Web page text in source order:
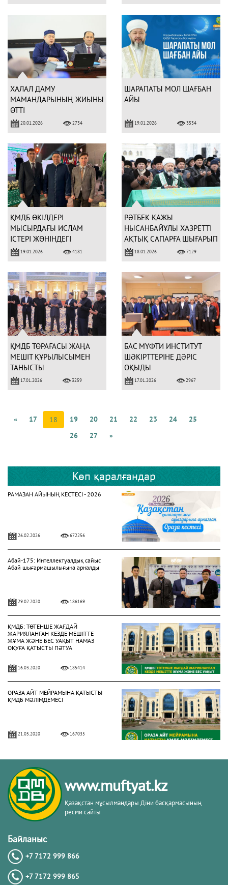
ХАЛАЛ ДАМУ
МАМАНДАРЫНЫҢ ЖИЫНЫ
ӨТТІ
20.01.2026 2734
ШАРАПАТЫ МОЛ ШАҒБАН
АЙЫ
19.01.2026 3534
ҚМДБ ӨКІЛДЕРІ
МЫСЫРДАҒЫ ИСЛАМ
ІСТЕРІ ЖӨНІНДЕГІ
ХАЛЫҚАРАЛЫҚ
КОНФЕРЕНЦИЯҒА
ҚАТЫСУДА
19.01.2026 4181
РӘТБЕК ҚАЖЫ
НЫСАНБАЙҰЛЫ ХАЗРЕТТІ
АҚТЫҚ САПАРҒА ШЫҒАРЫП
САЛУ РӘСІМІ ӨТТІ
18.01.2026 7129
ҚМДБ ТӨРАҒАСЫ ЖАҢА
МЕШІТ ҚҰРЫЛЫСЫМЕН
ТАНЫСТЫ
17.01.2026 3259
БАС МҮФТИ ИНСТИТУТ
ШӘКІРТТЕРІНЕ ДӘРІС
ОҚЫДЫ
17.01.2026 2967
« 17 18 19 20 21 22 23 24
25
26
27 »
Көп қаралғандар
РАМАЗАН АЙЫНЫҢ КЕСТЕСІ - 2026
26.02.2026 672256
Абай-175: Интеллектуалдық сайыс
Абай шығармашылығына арналды
29.02.2020 186169
ҚМДБ: ТӨТЕНШЕ ЖАҒДАЙ
ЖАРИЯЛАНҒАН КЕЗДЕ МЕШІТТЕ
ЖҰМА ЖӘНЕ БЕС УАҚЫТ НАМАЗ
ОҚУҒА ҚАТЫСТЫ ПӘТУА
16.03.2020 185414
ОРАЗА АЙТ МЕЙРАМЫНА ҚАТЫСТЫ
ҚМДБ МӘЛІМДЕМЕСІ
21.05.2020 167035
БИЫЛ РАМАЗАН АЙЫ 13 СӘУІРДЕ
БАСТАЛАДЫ (ФОТО)
02.04.2021
БЕРІЛДІ (ФОТО)
02.05.2021
www.muftyat.kz
Қазақстан мұсылмандары Діни басқармасының
ресми сайты
Байланыс
+7 7172 999 866
+7 7172 999 865